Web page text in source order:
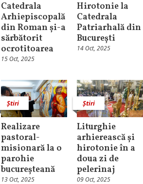
Catedrala
Arhiepiscopală
din Roman și-a
sărbătorit
ocrotitoarea
15 Oct, 2025
Hirotonie la
Catedrala
Patriarhală din
București
14 Oct, 2025
Știri
Realizare
pastoral-
misionară la o
parohie
bucureșteană
13 Oct, 2025
Știri
Liturghie
arhierească și
hirotonie în a
doua zi de
pelerinaj
09 Oct, 2025